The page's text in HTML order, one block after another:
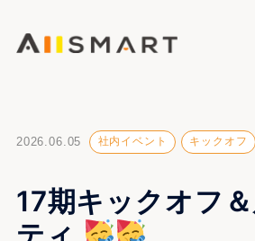
2026.06.05 社内イベント キックオフ
17期キックオフ